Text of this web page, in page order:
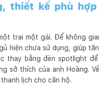
thiết kế phù
trai một gái. Để không
hiện chưa sử dụng, giúp
thay bằng đèn spotlight
sở thích của anh Hoàng.
lịch cho căn hộ.